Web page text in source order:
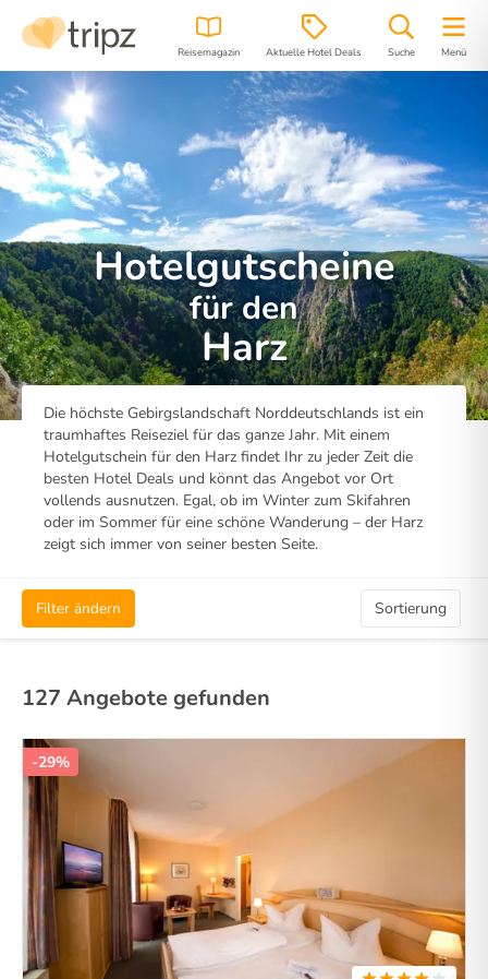
Reisemagazin Aktuelle Hotel Deals Suche Menü
Hotelgutscheine
für den
Harz
Die höchste Gebirgslandschaft Norddeutschlands ist ein
traumhaftes Reiseziel für das ganze Jahr. Mit einem
Hotelgutschein für den Harz findet Ihr zu jeder Zeit die
besten Hotel Deals und könnt das Angebot vor Ort
vollends ausnutzen. Egal, ob im Winter zum Skifahren
oder im Sommer für eine schöne Wanderung – der Harz
zeigt sich immer von seiner besten Seite.
Filter ändern Sortierung
127 Angebote gefunden
-29%